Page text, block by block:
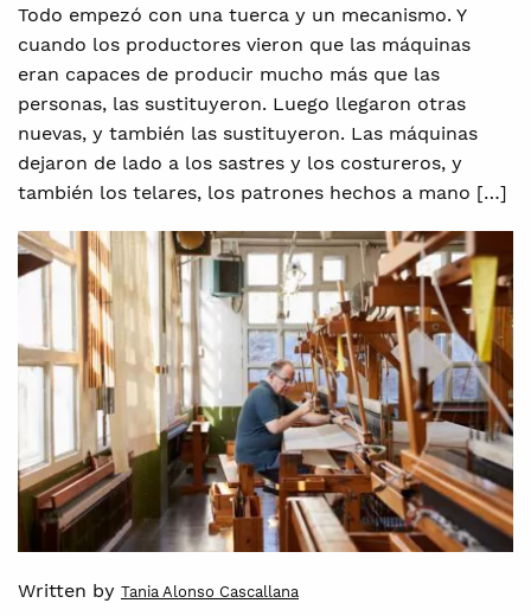
Todo empezó con una tuerca y un mecanismo. Y
cuando los productores vieron que las máquinas
eran capaces de producir mucho más que las
personas, las sustituyeron. Luego llegaron otras
nuevas, y también las sustituyeron. Las máquinas
dejaron de lado a los sastres y los costureros, y
también los telares, los patrones hechos a mano […]
Written by Tania Alonso Cascallana